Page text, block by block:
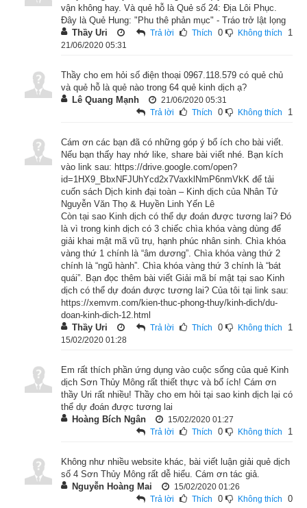
Thủy Mông mời độc giả xem bài viết “Tìm hiểu ý nghĩa lời hào
và lời quẻ Sơn Thủy Mông - Quẻ kinh dịch số 4 ”.
giải quẻ kinh dịch Sơn Thủy Mông: “Mông” có nghĩa là
non nớt, mờ tối. Mờ tối thì sinh ra hồ đồ, không phân biệt đúng
sai, coi cái đúng cũng như cái sai. vì thế được coi là hình
vận không hay. Và quẻ hỗ là Quẻ số 24: Địa Lôi Phục.
Đây là Quẻ Hung: "Phu thê phản mục" - Tráo trở lật lọng
Thầy Uri
Trả lời Thích 0 Không thích 1
21/06/2020 05:31
Thầy cho em hỏi số điện thoại 0967.118.579 có quẻ chủ
và quẻ hỗ là quẻ nào trong 64 quẻ kinh dịch ạ?
Lê Quang Mạnh
Trả lời Thích 0 Không thích 1
21/06/2020 05:31
Cám ơn các bạn đã có những góp ý bổ ích cho bài viết.
Nếu bạn thấy hay nhớ like, share bài viết nhé. Bạn kích
vào link sau: https://drive.google.com/open?
id=1HX9_BbxNFJUhYcd2x7VaxklNmP6nmVkK để tải
cuốn sách Dịch kinh đại toàn – Kinh dịch của Nhân Tử
Nguyễn Văn Thọ & Huyền Linh Yến Lê
Còn tại sao Kinh dịch có thể dự đoán được tương lai? Đó
là vì trong kinh dịch có 3 chiếc chìa khóa vàng dùng để
giải khai mật mã vũ trụ, hạnh phúc nhân sinh. Chìa khóa
vàng thứ 1 chính là “âm dương”. Chìa khóa vàng thứ 2
chính là “ngũ hành”. Chìa khóa vàng thứ 3 chính là “bát
quái”. Bạn đọc thêm bài viết Giải mã bí mật tại sao Kinh
dịch có thể dự đoán được tương lai? Của tôi tại link sau:
https://xemvm.com/kien-thuc-phong-thuy/kinh-dich/du-
doan-kinh-dich-12.html
Thầy Uri
Trả lời Thích 0 Không thích 1
15/02/2020 01:28
Em rất thích phần ứng dụng vào cuộc sống của quẻ Kinh
dịch Sơn Thủy Mông rất thiết thực và bổ ích! Cám ơn
thầy Uri rất nhiều! Thầy cho em hỏi tại sao kinh dịch lại có
thể dự đoán được tương lai
Hoàng Bích Ngân
Trả lời Thích 0 Không thích 1
15/02/2020 01:27
Không như nhiều website khác, bài viết luận giải quẻ dịch
số 4 Sơn Thủy Mông rất dễ hiểu. Cám ơn tác giả.
Nguyễn Hoàng Mai
Trả lời Thích 0 Không thích 0
15/02/2020 01:26